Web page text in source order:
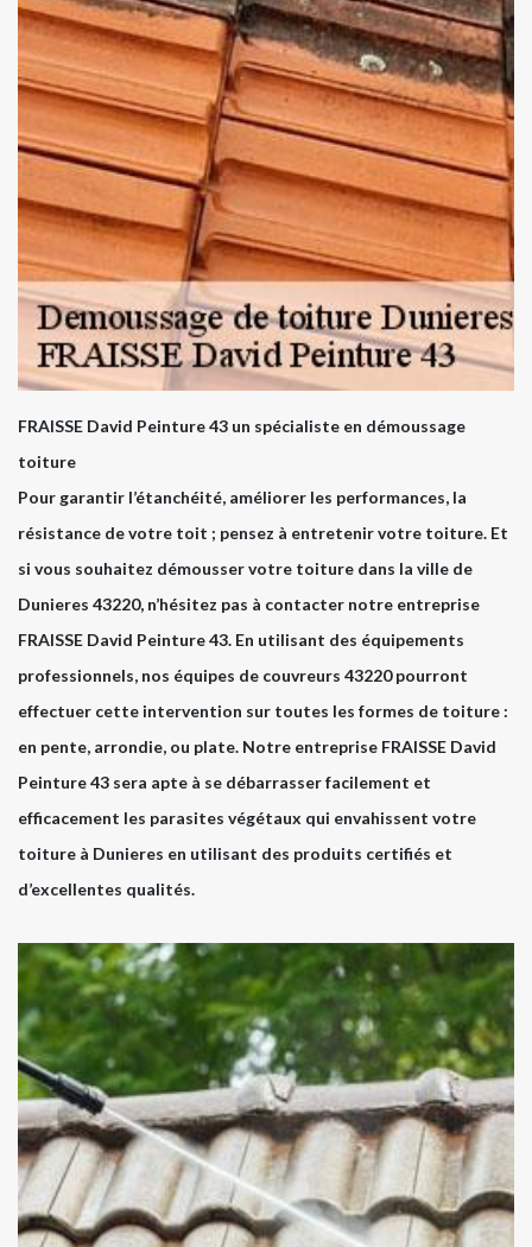
FRAISSE David Peinture 43 un spécialiste en démoussage
toiture
Pour garantir l’étanchéité, améliorer les performances, la
résistance de votre toit ; pensez à entretenir votre toiture. Et
si vous souhaitez démousser votre toiture dans la ville de
Dunieres 43220, n’hésitez pas à contacter notre entreprise
FRAISSE David Peinture 43. En utilisant des équipements
professionnels, nos équipes de couvreurs 43220 pourront
effectuer cette intervention sur toutes les formes de toiture :
en pente, arrondie, ou plate. Notre entreprise FRAISSE David
Peinture 43 sera apte à se débarrasser facilement et
efficacement les parasites végétaux qui envahissent votre
toiture à Dunieres en utilisant des produits certifiés et
d’excellentes qualités.